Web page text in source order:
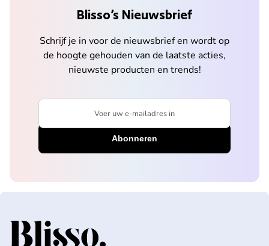
Blisso’s Nieuwsbrief
Schrijf je in voor de nieuwsbrief en wordt op
de hoogte gehouden van de laatste acties,
nieuwste producten en trends!
Voer uw e-mailadres in
Home